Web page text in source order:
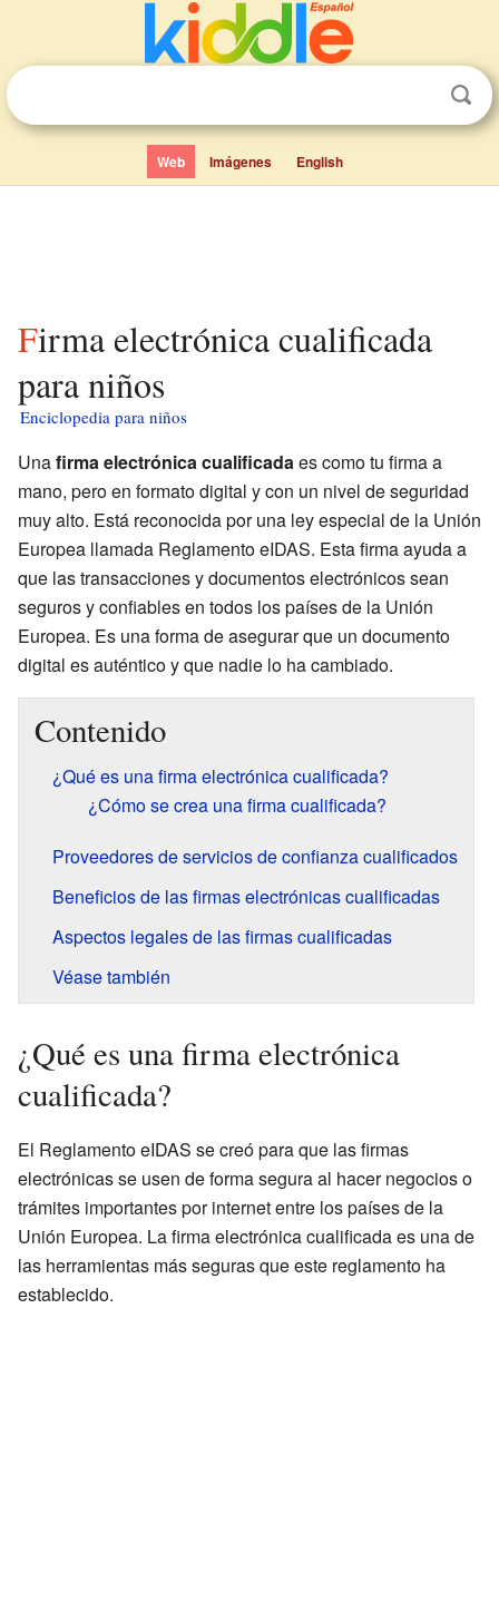
Web Imágenes English
Firma electrónica cualificada
para niños
Enciclopedia para niños
Unafirma electrónica cualificadaes como tu firma a
mano, pero en formato digital y con un nivel de seguridad
muy alto. Está reconocida por una ley especial de la Unión
Europea llamada Reglamento eIDAS. Esta firma ayuda a
que las transacciones y documentos electrónicos sean
seguros y confiables en todos los países de la Unión
Europea. Es una forma de asegurar que un documento
digital es auténtico y que nadie lo ha cambiado.
Contenido
¿Qué es una firma electrónica cualificada?
¿Cómo se crea una firma cualificada?
Proveedores de servicios de confianza cualificados
Beneficios de las firmas electrónicas cualificadas
Aspectos legales de las firmas cualificadas
Véase también
¿Qué es una firma electrónica
cualificada?
El Reglamento eIDAS se creó para que las firmas
electrónicas se usen de forma segura al hacer negocios o
trámites importantes por internet entre los países de la
Unión Europea. La firma electrónica cualificada es una de
las herramientas más seguras que este reglamento ha
establecido.